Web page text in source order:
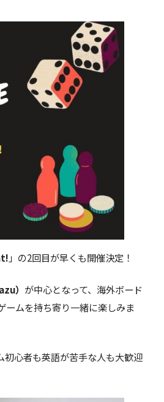
」の2回目が早くも開催決定！
） が中心となって、海外ボード
ームを持ち寄り一緒に楽しみま
心者も英語が苦手な人も大歓迎